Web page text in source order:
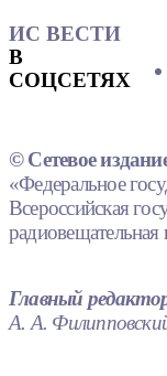
ИС ВЕСТИ
В
СОЦСЕТЯХ
© Сетевое
«Федеральное
Всероссийская
Главный
А. А.